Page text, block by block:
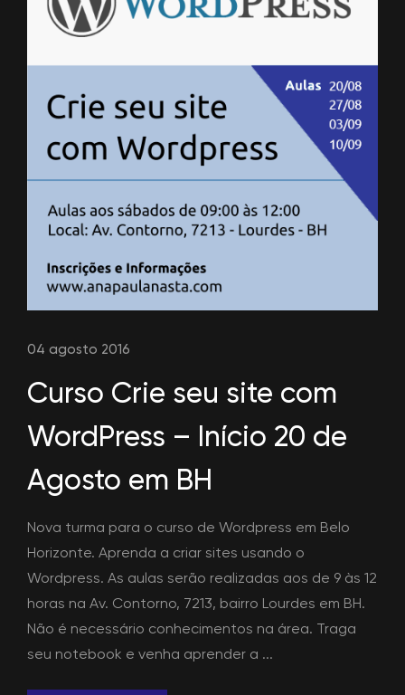
04 agosto 2016
Curso Crie seu site com
WordPress – Início 20 de
Agosto em BH
Nova turma para o curso de Wordpress em Belo
Horizonte. Aprenda a criar sites usando o
Wordpress. As aulas serão realizadas aos de 9 às 12
horas na Av. Contorno, 7213, bairro Lourdes em BH.
Não é necessário conhecimentos na área. Traga
seu notebook e venha aprender a ...